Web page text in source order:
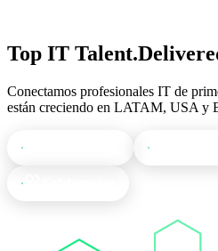
Top IT Talent.
Conectamos profesionales IT de
están creciendo en LATAM, USA y